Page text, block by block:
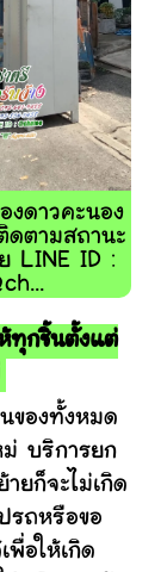
งดาวคะนอง
ดตามสถานะ
LINE ID :
ทุกชิ้นตั้งแต่
นของทั้งหมด
ม่ บริการยก
ยก็จะไม่เกิด
รถหรือขอ
พื่อให้เกิด